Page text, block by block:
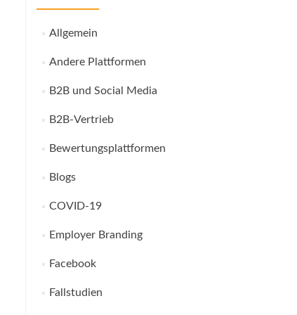
Allgemein
Andere Plattformen
B2B und Social Media
B2B-Vertrieb
Bewertungsplattformen
Blogs
COVID-19
Employer Branding
Facebook
Fallstudien